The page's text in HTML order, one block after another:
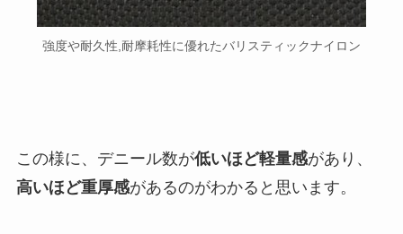
強度や耐久性,耐摩耗性に優れたバリスティックナイロン
この様に、デニール数が低いほど軽量感があり、
高いほど重厚感があるのがわかると思います。